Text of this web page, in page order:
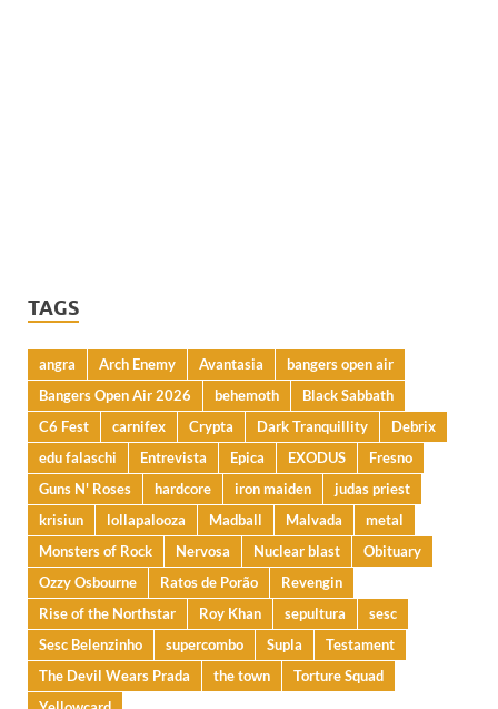
TAGS
angra Arch Enemy Avantasia
bangers open air
Bangers Open Air 2026
behemoth
Black Sabbath
C6 Fest
carnifex Crypta Dark Tranquillity
Debrix
edu falaschi
Entrevista Epica EXODUS
Fresno
Guns N' Roses
hardcore iron maiden
judas priest
krisiun
lollapalooza Madball Malvada
metal
Monsters of Rock
Nervosa Nuclear blast
Obituary
Ozzy Osbourne
Ratos de Porão
Revengin
Rise of the Northstar
Roy Khan sepultura
sesc
Sesc Belenzinho
supercombo Supla
Testament
The Devil Wears Prada
the town
Torture Squad